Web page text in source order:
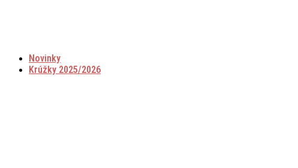
Novinky
Krúžky 2025/2026